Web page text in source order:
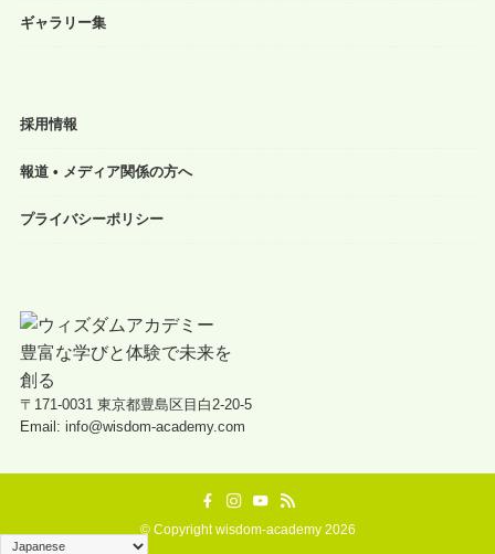
ギャラリー集
採用情報
報道 • メディア関係の方へ
プライバシーポリシー
〒171-0031 東京都豊島区目白2-20-5
Email: info@wisdom-academy.com
©Copyright wisdom-academy 2026